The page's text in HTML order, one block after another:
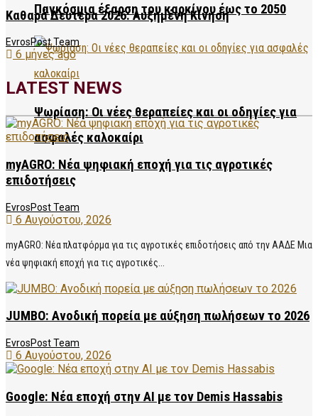
Παγκόσμια έξαρση του καρκίνου έως το 2050
Ψωρίαση: Οι νέες θεραπείες και οι οδηγίες για
ασφαλές καλοκαίρι
Καθαρά Δευτέρα 2026: Αυξημένη Κίνηση
EvrosPost Team
6 μήνες ago
LATEST NEWS
myAGRO: Νέα ψηφιακή εποχή για τις αγροτικές
επιδοτήσεις
EvrosPost Team
6 Αυγούστου, 2026
myAGRO: Νέα πλατφόρμα για τις αγροτικές επιδοτήσεις από την ΑΑΔΕ Μια
νέα ψηφιακή εποχή για τις αγροτικές...
JUMBO: Ανοδική πορεία με αύξηση πωλήσεων το 2026
EvrosPost Team
6 Αυγούστου, 2026
Google: Νέα εποχή στην AI με τον Demis Hassabis